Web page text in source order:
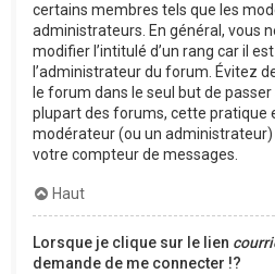
certains membres tels que les
administrateurs. En général, vous
modifier l’intitulé d’un rang car il
l’administrateur du forum. Évitez
le forum dans le seul but de
plupart des forums, cette pratique
modérateur (ou un
votre compteur de messages.
Haut
Lorsque je clique sur le lien
demande de me connecter !?